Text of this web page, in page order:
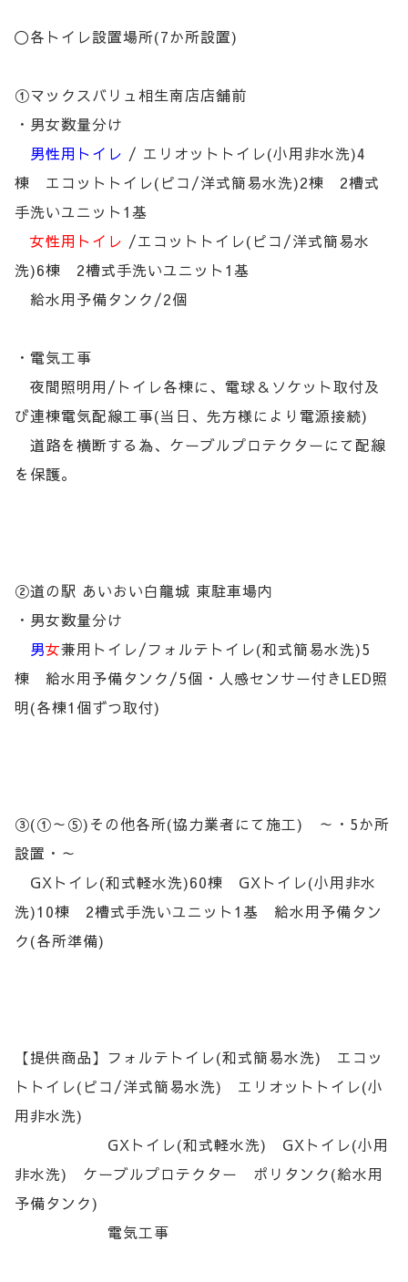
〇各トイレ設置場所(7か所設置)
①マックスバリュ相生南店店舗前
・男女数量分け
男性用トイレ / エリオットトイレ(小用非水洗)4
棟 エコットトイレ(ピコ/洋式簡易水洗)2棟 2槽式
手洗いユニット1基
女性用トイレ /エコットトイレ(ピコ/洋式簡易水
洗)6棟 2槽式手洗いユニット1基
給水用予備タンク/2個
・電気工事
夜間照明用/トイレ各棟に、電球＆ソケット取付及
び連棟電気配線工事(当日、先方様により電源接続)
道路を横断する為、ケーブルプロテクターにて配線
を保護。
②道の駅 あいおい白龍城 東駐車場内
・男女数量分け
男女兼用トイレ/フォルテトイレ(和式簡易水洗)5
棟 給水用予備タンク/5個・人感センサー付きLED照
明(各棟1個ずつ取付)
③(①～⑤)その他各所(協力業者にて施工) ～・5か所
設置・～
GXトイレ(和式軽水洗)60棟 GXトイレ(小用非水
洗)10棟 2槽式手洗いユニット1基 給水用予備タン
ク(各所準備)
【提供商品】フォルテトイレ(和式簡易水洗) エコッ
トトイレ(ピコ/洋式簡易水洗) エリオットトイレ(小
用非水洗)
GXトイレ(和式軽水洗) GXトイレ(小用
非水洗) ケーブルプロテクター ポリタンク(給水用
予備タンク)
電気工事